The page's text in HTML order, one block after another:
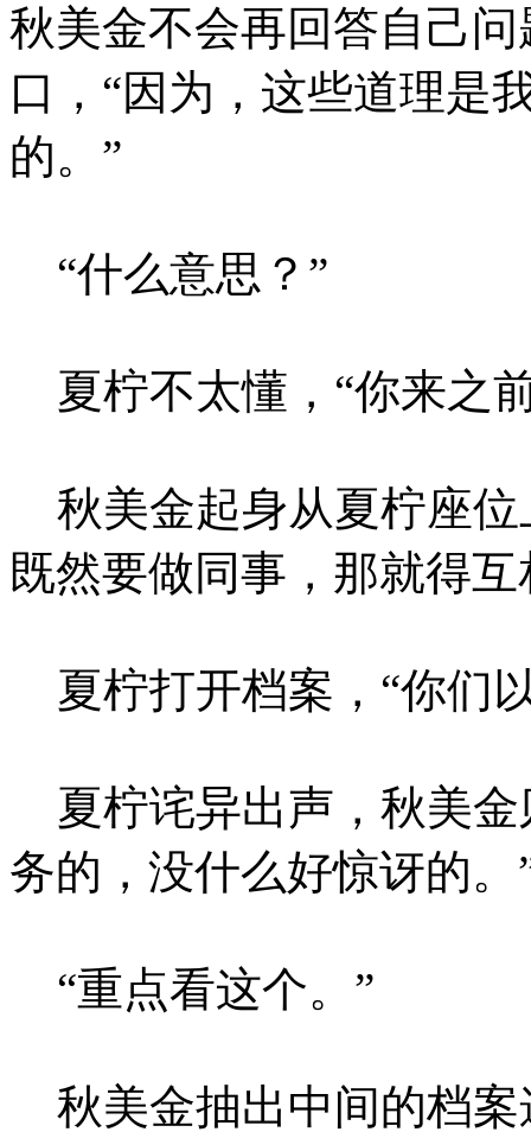
秋美金不会再回答自己
口，“因为，这些道理是
的。”
“什么意思？”
夏柠不太懂，“你来之
秋美金起身从夏柠座位
既然要做同事，那就得互
夏柠打开档案，“你们
夏柠诧异出声，秋美金
务的，没什么好惊讶的。
“重点看这个。”
秋美金抽出中间的档案